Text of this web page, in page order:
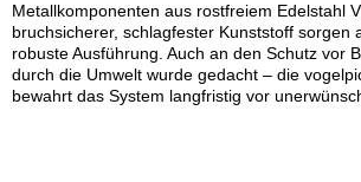
Metallkomponenten aus rostfreiem Edelstahl
bruchsicherer, schlagfester Kunststoff sorgen
robuste Ausführung. Auch an den Schutz vor
durch die Umwelt wurde gedacht – die
bewahrt das System langfristig vor